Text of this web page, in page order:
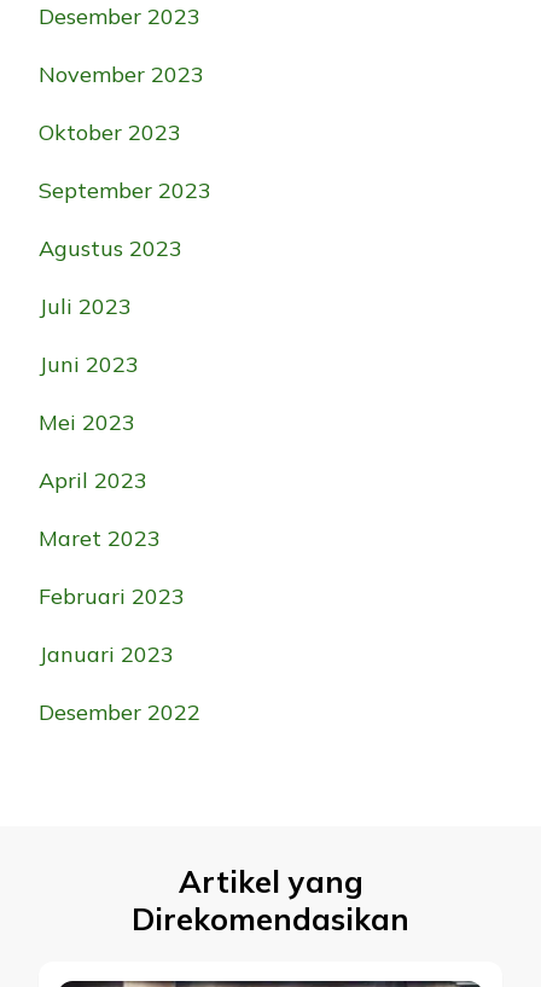
Desember 2023
November 2023
Oktober 2023
September 2023
Agustus 2023
Juli 2023
Juni 2023
Mei 2023
April 2023
Maret 2023
Februari 2023
Januari 2023
Desember 2022
Artikel yang
Direkomendasikan